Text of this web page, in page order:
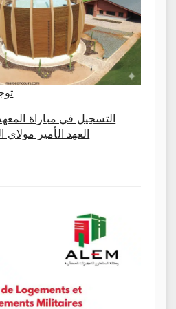
التسجيل في مباراة
العهد الأمير مولاي الحسن